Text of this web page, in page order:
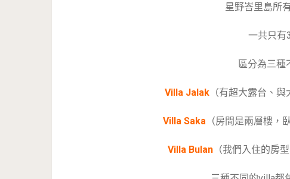
星野峇里島所
一共只有
區分為三種
Villa Jalak（有超大露台、與
Villa Saka （房間是兩層樓，
Villa Bulan （我們入住的房